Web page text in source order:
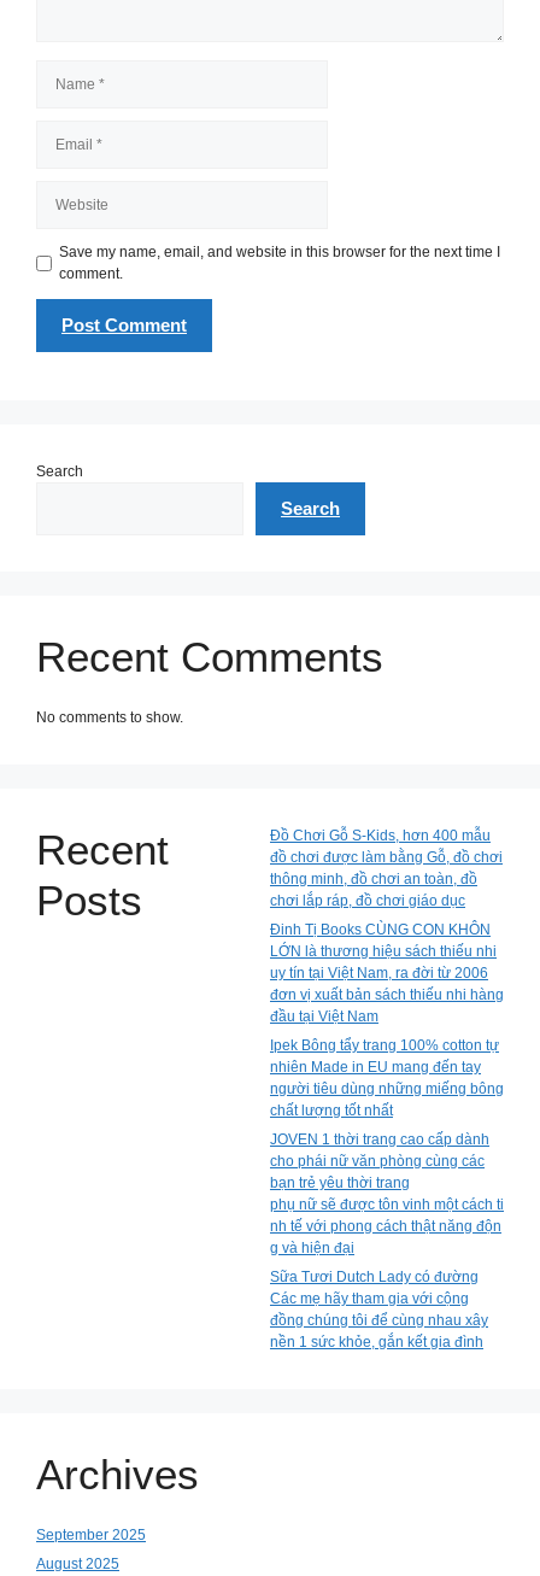
Save my name, email, and website in this browser for the next time I
comment.
Search
Search
Recent Comments
No comments to show.
Recent
Posts
Đồ Chơi Gỗ S-Kids, hơn 400 mẫu
đồ chơi được làm bằng Gỗ, đồ chơi
thông minh, đồ chơi an toàn, đồ
chơi lắp ráp, đồ chơi giáo dục
Đinh Tị Books CÙNG CON KHÔN
LỚN là thương hiệu sách thiếu nhi
uy tín tại Việt Nam, ra đời từ 2006
đơn vị xuất bản sách thiếu nhi hàng
đầu tại Việt Nam
Ipek Bông tẩy trang 100% cotton tự
nhiên Made in EU mang đến tay
người tiêu dùng những miếng bông
chất lượng tốt nhất
JOVEN 1 thời trang cao cấp dành
cho phái nữ văn phòng cùng các
bạn trẻ yêu thời trang
phụ nữ sẽ được tôn vinh một cách ti
nh tế với phong cách thật năng độn
g và hiện đại
Sữa Tươi Dutch Lady có đường
Các mẹ hãy tham gia với cộng
đồng chúng tôi để cùng nhau xây
nền 1 sức khỏe, gắn kết gia đình
Archives
September 2025
August 2025